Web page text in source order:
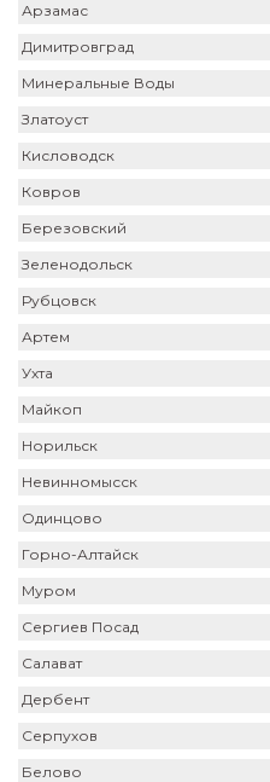
Арзамас
Димитровград
Минеральные Воды
Златоуст
Кисловодск
Ковров
Березовский
Зеленодольск
Рубцовск
Артем
Ухта
Майкоп
Норильск
Невинномысск
Одинцово
Горно-Алтайск
Муром
Сергиев Посад
Салават
Дербент
Серпухов
Белово